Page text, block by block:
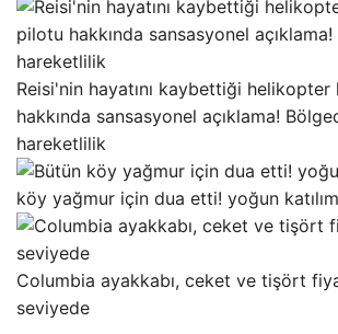
Reisi'nin hayatını kaybettiği helikopter
hakkında sansasyonel açıklama!
hareketlilik
köy yağmur için dua etti! yoğun katılım
Columbia ayakkabı, ceket ve tişört
seviyede